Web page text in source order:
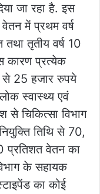
जा रहा है. इस
में प्रथम वर्ष
तथा तृतीय वर्ष 10
कारण प्रत्येक
से 25 हजार रुपये
स्वास्थ्य एवं
से चिकित्सा विभाग
तिथि से 70,
प्रतिशत वेतन का
के सहायक
का कोई